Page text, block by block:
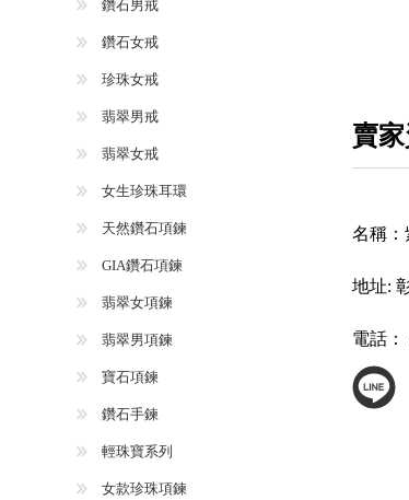
賣
名稱：
地址:
電話：
鑽石男戒
鑽石女戒
珍珠女戒
翡翠男戒
翡翠女戒
女生珍珠耳環
天然鑽石項鍊
GIA鑽石項鍊
翡翠女項鍊
翡翠男項鍊
寶石項鍊
鑽石手鍊
輕珠寶系列
女款珍珠項鍊